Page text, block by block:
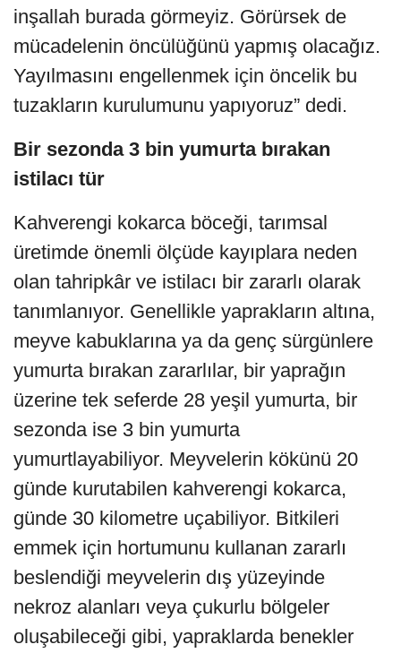
inşallah burada görmeyiz. Görürsek de
mücadelenin öncülüğünü yapmış olacağız.
Yayılmasını engellenmek için öncelik bu
tuzakların kurulumunu yapıyoruz” dedi.
Bir sezonda 3 bin yumurta bırakan
istilacı tür
Kahverengi kokarca böceği, tarımsal
üretimde önemli ölçüde kayıplara neden
olan tahripkâr ve istilacı bir zararlı olarak
tanımlanıyor. Genellikle yaprakların altına,
meyve kabuklarına ya da genç sürgünlere
yumurta bırakan zararlılar, bir yaprağın
üzerine tek seferde 28 yeşil yumurta, bir
sezonda ise 3 bin yumurta
yumurtlayabiliyor. Meyvelerin kökünü 20
günde kurutabilen kahverengi kokarca,
günde 30 kilometre uçabiliyor. Bitkileri
emmek için hortumunu kullanan zararlı
beslendiği meyvelerin dış yüzeyinde
nekroz alanları veya çukurlu bölgeler
oluşabileceği gibi, yapraklarda benekler